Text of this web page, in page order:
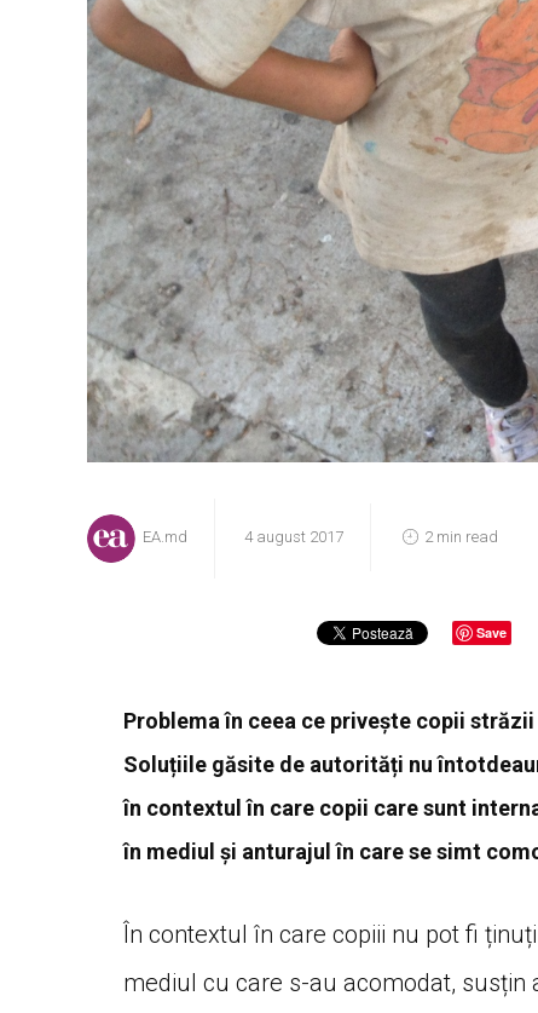
EA.md 4 august 2017 2 min read
Save
Problema în ceea ce privește copii
Soluțiile găsite de autorități nu
în contextul în care copii care sunt
în mediul și anturajul în care se simt
În contextul în care copiii nu pot fi
mediul cu care s-au acomodat,